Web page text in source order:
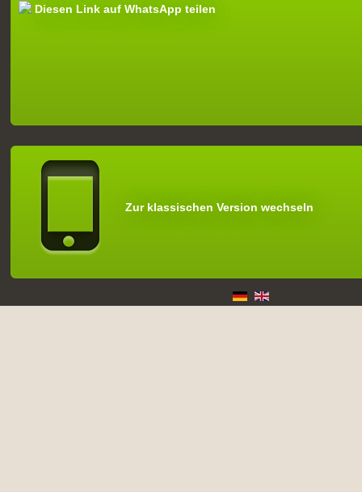
Diesen Link auf WhatsApp teilen
Zur klassischen Version wechseln